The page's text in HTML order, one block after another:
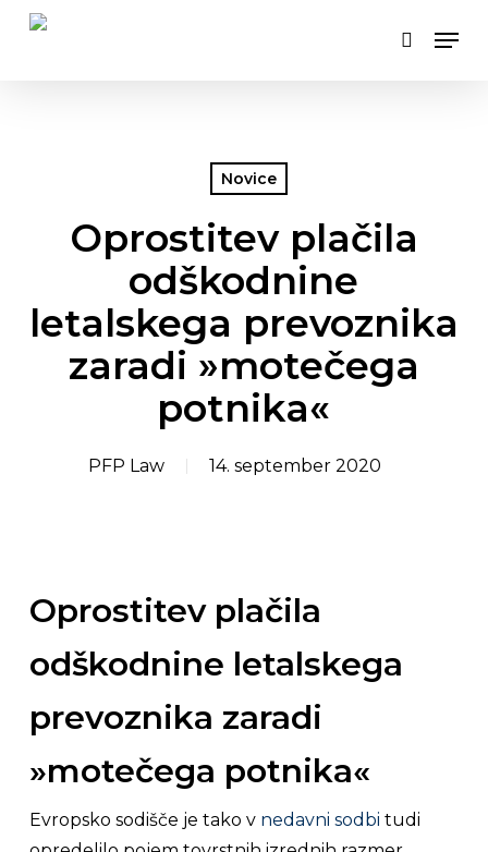
Skip
search
Novice
Oprostitev plačila
odškodnine
letalskega prevoznika
zaradi »motečega
potnika«
PFP Law 14. september 2020
Oprostitev plačila
odškodnine letalskega
prevoznika zaradi
»motečega potnika«
Evropsko sodišče je tako v nedavni sodbi tudi